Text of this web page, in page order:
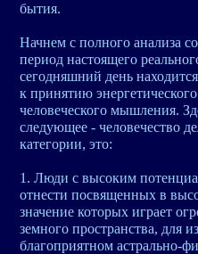
бытия.
Начнем с полного анализа
период настоящего
сегодняшний день
к принятию
человеческого мышления.
следующее - человечество
категории, это:
1. Люди с высоким
отнести посвященных в
значение которых играет
земного пространства, для
благоприятном астрально-